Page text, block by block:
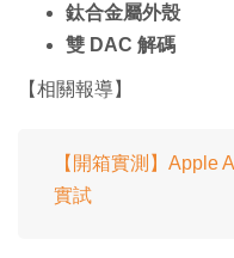
鈦合金屬外殼
雙 DAC 解碼
【相關報導】
【開箱實測】Apple
實試